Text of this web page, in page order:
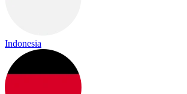
Indonesia